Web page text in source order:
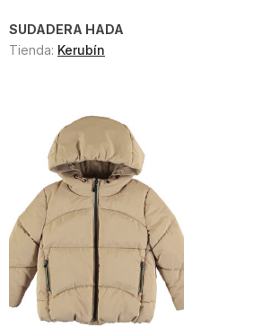
SUDADERA HADA
Tienda: Kerubín